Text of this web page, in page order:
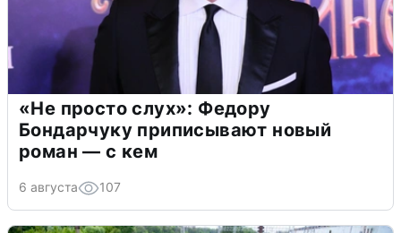
«Не просто слух»: Федору
Бондарчуку приписывают новый
роман — с кем
6 августа 107